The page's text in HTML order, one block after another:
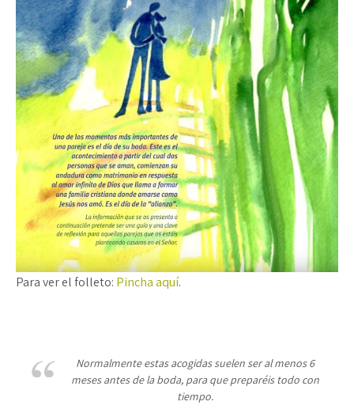
Para ver el folleto: Pincha aquí.
Normalmente estas acogidas suelen ser al menos 6
meses antes de la boda, para que preparéis todo con
tiempo.